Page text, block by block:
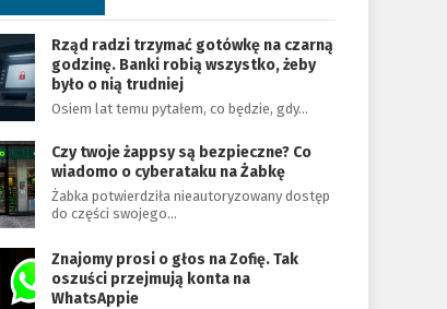
Rząd radzi trzymać gotówkę na czarną
godzinę. Banki robią wszystko, żeby
było o nią trudniej
Osiem lat temu pytałem, co będzie, gdy…
Czy twoje żappsy są bezpieczne? Co
wiadomo o cyberataku na Żabkę
Żabka potwierdziła nieautoryzowany dostęp
do części swojego…
Znajomy prosi o głos na Zofię. Tak
oszuści przejmują konta na
WhatsAppie